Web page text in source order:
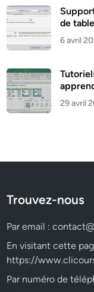
de
6 avril
29 avril
Trouvez-nous
Par email :
En visitant cette
https://
Par numéro de